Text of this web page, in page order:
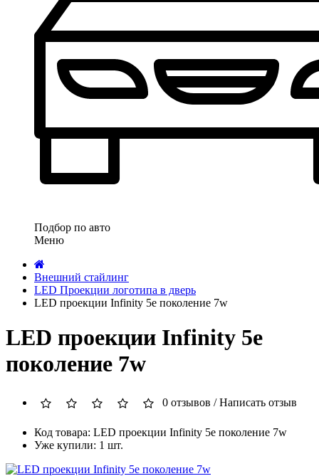
Подбор по авто
Меню
Внешний стайлинг
LED Проекции логотипа в дверь
LED проекции Infinity 5е поколение 7w
LED проекции Infinity 5е
поколение 7w
0 отзывов /Написать отзыв
Код товара: LED проекции Infinity 5е поколение 7w
Уже купили: 1 шт.